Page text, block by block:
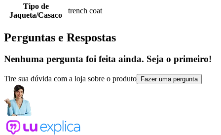
Tipo de
Jaqueta/Casaco
trench coat
Perguntas e Respostas
Nenhuma pergunta foi feita ainda. Seja o primeiro!
Tire sua dúvida com a loja sobre o produto Fazer uma pergunta